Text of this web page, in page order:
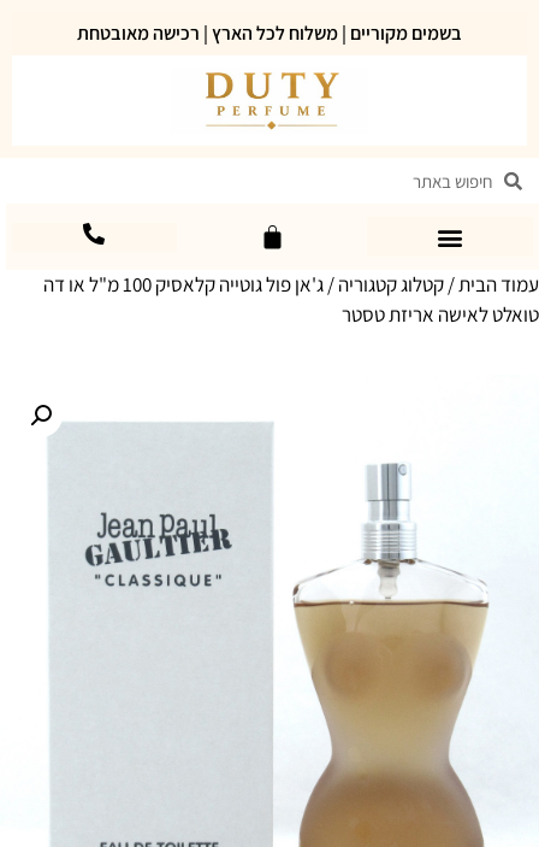
בשמים מקוריים | משלוח לכל הארץ | רכישה מאובטחת
עמוד הבית/קטלוג קטגוריה
/ ג'אן פול גוטייה קלאסיק 100 מ"ל או דה
טואלט לאישה אריזת טסטר